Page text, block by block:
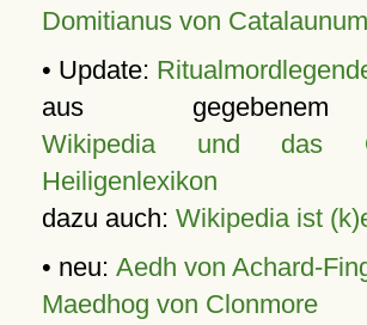
Domitianus von Catalaunum
• Update:
aus
Wikipedia und das
Heiligenlexikon
dazu auch: Wikipedia ist
• neu: Aedh von Achard-
Maedhog von Clonmore